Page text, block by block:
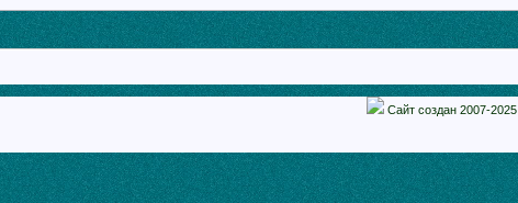
Сайт создан 2007-2025